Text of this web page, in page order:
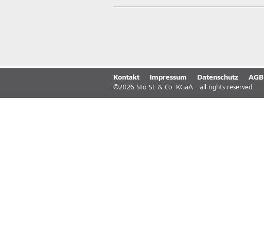
Kontakt Impressum Datenschutz AGB
©2026 Sto SE & Co. KGaA - all rights reserved